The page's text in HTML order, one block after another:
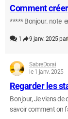
Comment
***** Bonjour. note
1 9 janv. 2025 par
SabreDorai
le 1 janv. 2025
Regarder les
Bonjour, Je viens de
savoir comment on